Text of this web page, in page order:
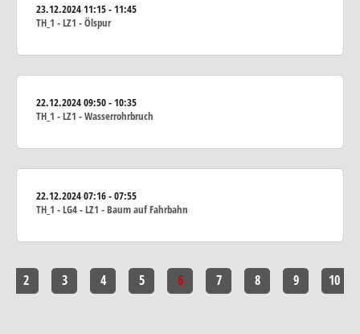
23.12.202411:15 - 11:45
TH_1 - LZ1 - Ölspur
22.12.202409:50 - 10:35
TH_1 - LZ1 - Wasserrohrbruch
22.12.202407:16 - 07:55
TH_1 - LG4 - LZ1 - Baum auf Fahrbahn
2 3 4 5 6 7 8 9 10